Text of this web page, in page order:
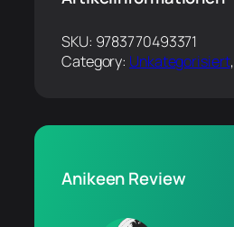
SKU: 9783770493371
Category: Unkategorisiert,
Anikeen Review